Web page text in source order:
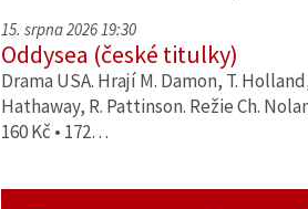
15. srpna 2026 19:30
Oddysea (české titulky)
Drama USA. Hrají M. Damon, T.
Hathaway, R. Pattinson. Režie Ch.
160 Kč • 172…